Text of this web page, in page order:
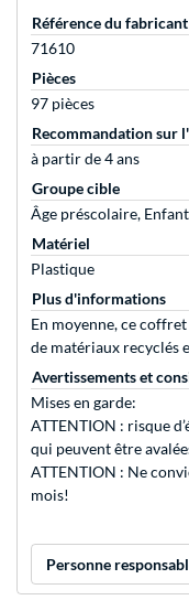
Référence du fabricant
71610
Pièces
97 pièces
Recommandation sur
à partir de 4 ans
Groupe cible
Âge préscolaire,
Matériel
Plastique
Plus d'informations
En moyenne, ce
de matériaux recyclés
Avertissements et
Mises en garde:
ATTENTION : risque
qui peuvent être
ATTENTION : Ne
mois!
Personne